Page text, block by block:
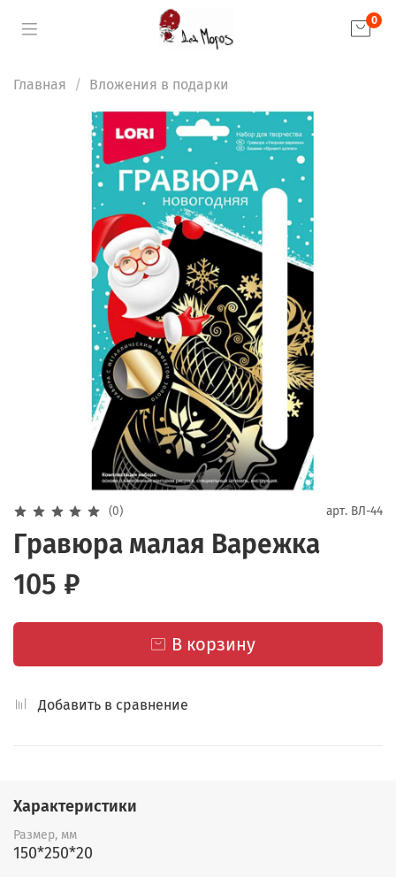
0
Главная Вложения в подарки
(0) арт. ВЛ-44
Гравюра малая Варежка
105 ₽
В корзину
Добавить в сравнение
Характеристики
Размер, мм
150*250*20